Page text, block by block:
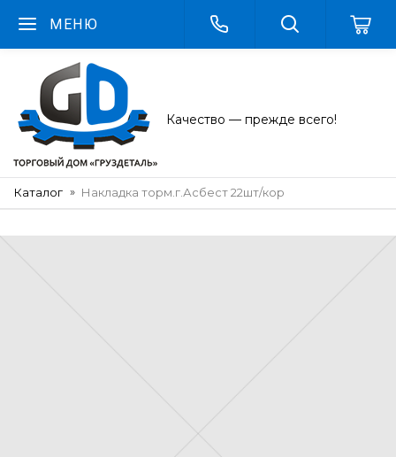
МЕНЮ
Качество — прежде всего!
Каталог Накладка торм.г.Асбест 22шт/кор